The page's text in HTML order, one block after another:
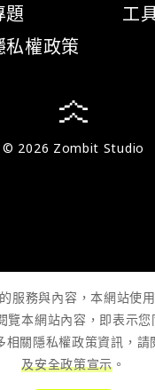
題
私權政策
工
© 2026 Zombit Studio
服務與內容，本網站使
覽本網站內容，即表示
關隱私權政策資訊，請
及安全政策宣示 。